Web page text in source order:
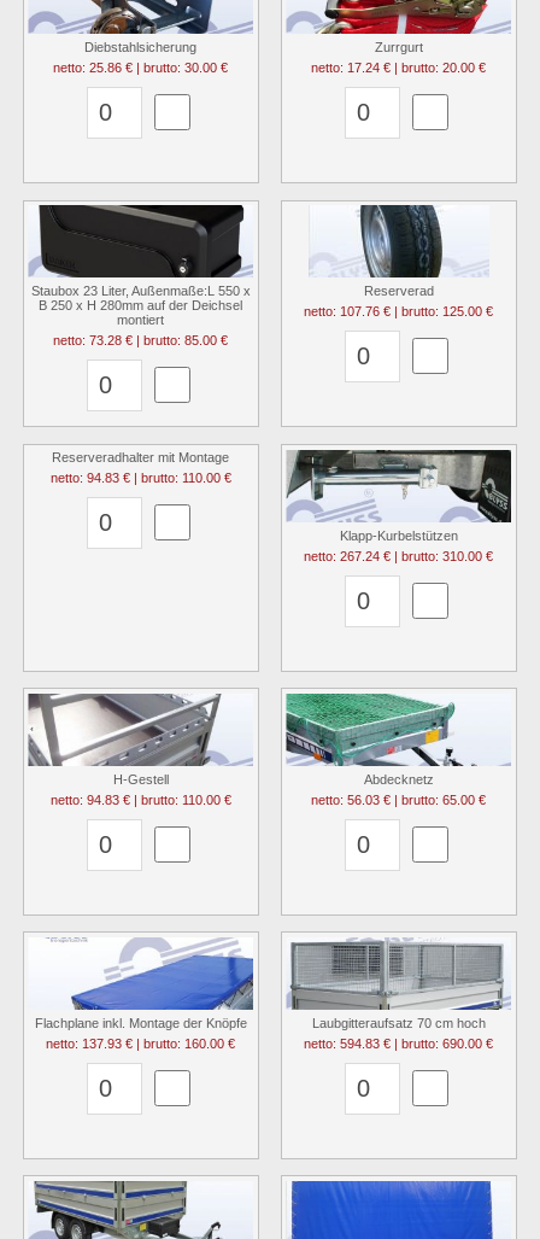
Diebstahlsicherung
netto: 25.86 € | brutto: 30.00 €
Zurrgurt
netto: 17.24 € | brutto: 20.00 €
Staubox 23 Liter, Außenmaße:L 550 x
B 250 x H 280mm auf der Deichsel
montiert
netto: 73.28 € | brutto: 85.00 €
Reserverad
netto: 107.76 € | brutto: 125.00 €
Reserveradhalter mit Montage
netto: 94.83 € | brutto: 110.00 €
Klapp-Kurbelstützen
netto: 267.24 € | brutto: 310.00 €
H-Gestell
netto: 94.83 € | brutto: 110.00 €
Abdecknetz
netto: 56.03 € | brutto: 65.00 €
Flachplane inkl. Montage der Knöpfe
netto: 137.93 € | brutto: 160.00 €
Laubgitteraufsatz 70 cm hoch
netto: 594.83 € | brutto: 690.00 €